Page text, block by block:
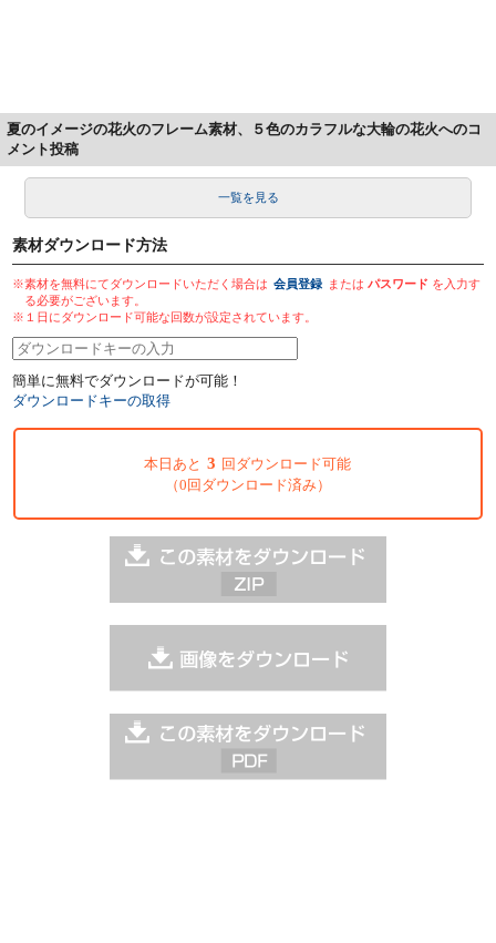
夏のイメージの花火のフレーム素材、５色のカラフルな大輪の花火へのコ
メント投稿
一覧を見る
素材ダウンロード方法
※素材を無料にてダウンロードいただく場合は 会員登録 またはパスワード を入力す
る必要がございます。
※１日にダウンロード可能な回数が設定されています。
簡単に無料でダウンロードが可能！
ダウンロードキーの取得
本日あと 3 回ダウンロード可能
（0回ダウンロード済み）